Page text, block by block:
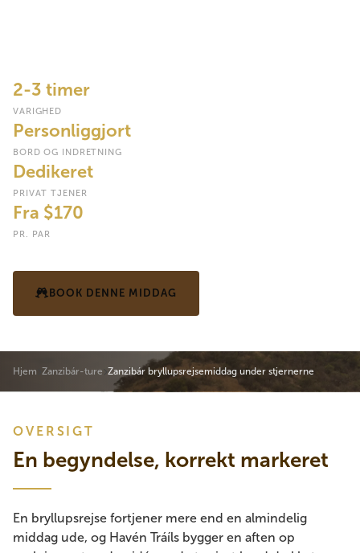
2-3 timer
VARIGHED
Personliggjort
BORD OG INDRETNING
Dedikeret
PRIVAT TJENER
Fra $170
PR. PAR
BOOK DENNE MIDDAG
Hjem Zanzibár-ture Zanzibár bryllupsrejsemiddag under stjernerne
OVERSIGT
En begyndelse, korrekt markeret
En bryllupsrejse fortjener mere end en almindelig
middag ude, og Havén Tráíls bygger en aften op